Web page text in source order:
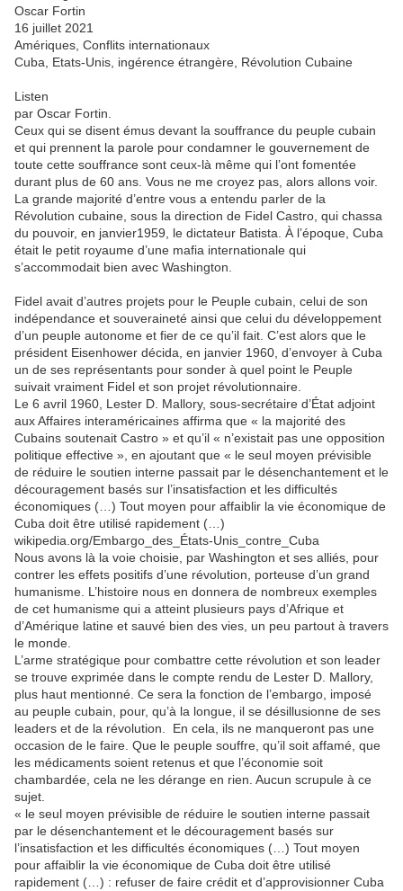
Oscar Fortin
16 juillet 2021
Amériques, Conflits internationaux
Cuba, Etats-Unis, ingérence étrangère, Révolution Cubaine
Listen
par Oscar Fortin.
Ceux qui se disent émus devant la souffrance du peuple cubain
et qui prennent la parole pour condamner le gouvernement de
toute cette souffrance sont ceux-là même qui l’ont fomentée
durant plus de 60 ans. Vous ne me croyez pas, alors allons voir.
La grande majorité d’entre vous a entendu parler de la
Révolution cubaine, sous la direction de Fidel Castro, qui chassa
du pouvoir, en janvier1959, le dictateur Batista. À l’époque, Cuba
était le petit royaume d’une mafia internationale qui
s’accommodait bien avec Washington.
Fidel avait d’autres projets pour le Peuple cubain, celui de son
indépendance et souveraineté ainsi que celui du développement
d’un peuple autonome et fier de ce qu’il fait. C’est alors que le
président Eisenhower décida, en janvier 1960, d’envoyer à Cuba
un de ses représentants pour sonder à quel point le Peuple
suivait vraiment Fidel et son projet révolutionnaire.
Le 6 avril 1960, Lester D. Mallory, sous-secrétaire d’État adjoint
aux Affaires interaméricaines affirma que « la majorité des
Cubains soutenait Castro » et qu’il « n’existait pas une opposition
politique effective », en ajoutant que « le seul moyen prévisible
de réduire le soutien interne passait par le désenchantement et le
découragement basés sur l’insatisfaction et les difficultés
économiques (…) Tout moyen pour affaiblir la vie économique de
Cuba doit être utilisé rapidement (…)
wikipedia.org/Embargo_des_États-Unis_contre_Cuba
Nous avons là la voie choisie, par Washington et ses alliés, pour
contrer les effets positifs d’une révolution, porteuse d’un grand
humanisme. L’histoire nous en donnera de nombreux exemples
de cet humanisme qui a atteint plusieurs pays d’Afrique et
d’Amérique latine et sauvé bien des vies, un peu partout à travers
le monde.
L’arme stratégique pour combattre cette révolution et son leader
se trouve exprimée dans le compte rendu de Lester D. Mallory,
plus haut mentionné. Ce sera la fonction de l’embargo, imposé
au peuple cubain, pour, qu’à la longue, il se désillusionne de ses
leaders et de la révolution. En cela, ils ne manqueront pas une
occasion de le faire. Que le peuple souffre, qu’il soit affamé, que
les médicaments soient retenus et que l’économie soit
chambardée, cela ne les dérange en rien. Aucun scrupule à ce
sujet.
« le seul moyen prévisible de réduire le soutien interne passait
par le désenchantement et le découragement basés sur
l’insatisfaction et les difficultés économiques (…) Tout moyen
pour affaiblir la vie économique de Cuba doit être utilisé
rapidement (…) : refuser de faire crédit et d’approvisionner Cuba